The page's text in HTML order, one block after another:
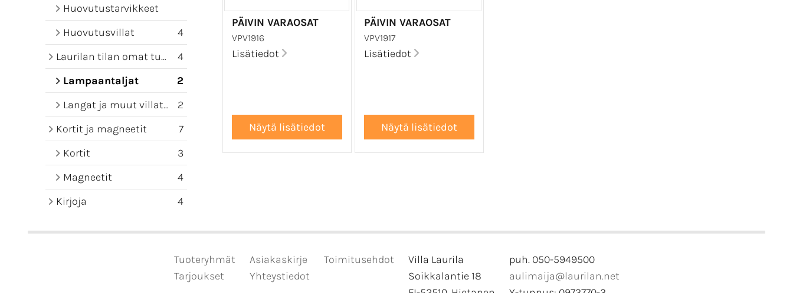
Huovutustarvikkeet
Huovutusvillat
4
Laurilan tilan omat tuotteet
4
Lampaantaljat
2
Langat ja muut villatuotteet
2
Kortit ja magneetit
7
Kortit
3
Magneetit
4
Kirjoja
4
PÄIVIN VARAOSAT
VPV1916
Lisätiedot
PÄIVIN VARAOSAT
VPV1917
Lisätiedot
Tuoteryhmät
Tarjoukset
Asiakaskirje
Yhteystiedot
Toimitusehdot
Villa Laurila
Soikkalantie 18
puh. 050-5949500
aulimaija@laurilan.net